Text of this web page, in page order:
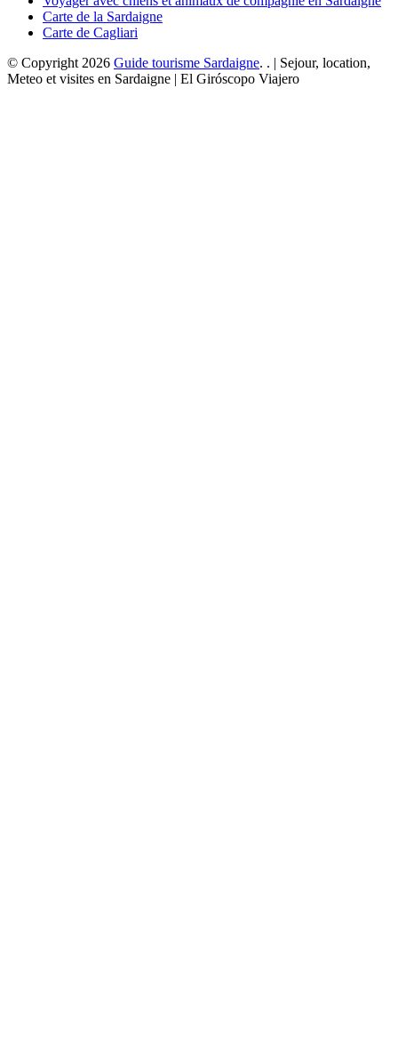
Carte de la Sardaigne
Carte de Cagliari
© Copyright 2026 Guide tourisme Sardaigne. . | Sejour, location,
Meteo et visites en Sardaigne | El Giróscopo Viajero